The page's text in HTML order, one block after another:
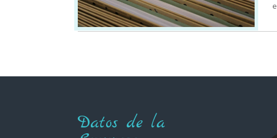
Datos de la